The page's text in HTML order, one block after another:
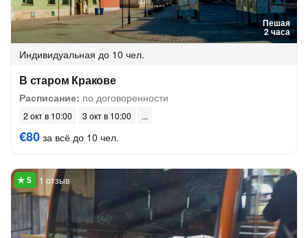
Пешая
2 часа
Индивидуальная до 10 чел.
В старом Кракове
Расписание: по договоренности
2 окт в 10:00 3 окт в 10:00
€80 за всё до 10 чел.
1 отзыв